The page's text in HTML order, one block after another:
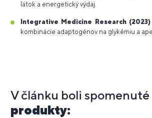
látok a energetický výdaj.
Integrative Medicine Research (2023)
kombinácie adaptogénov na glykémiu a
V článku boli spomenuté
produkty: